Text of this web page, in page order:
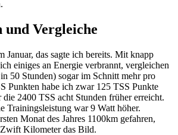
und Vergleiche
Januar, das sagte ich bereits. Mit knapp
einiges an Energie verbrannt, vergleichen
50 Stunden) sogar im Schnitt mehr pro
Punkten habe ich zwar 125 TSS Punkte
die 2400 TSS acht Stunden früher erreicht.
Trainingsleistung war 9 Watt höher.
Monat des Jahres 1100km gefahren,
Kilometer das Bild.